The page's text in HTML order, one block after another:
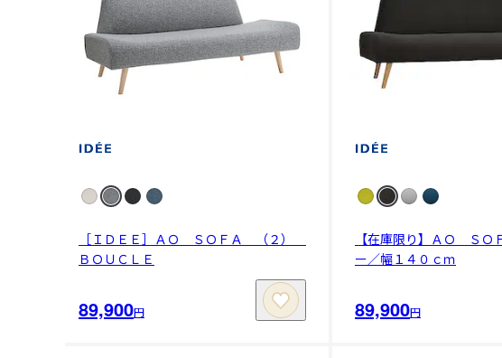
［ＩＤＥＥ］ＡＯ ＳＯＦＡ （２）
ＢＯＵＣＬＥ
89,900円
【在庫限り】ＡＯ Ｓ
ー／幅１４０ｃｍ
89,900円